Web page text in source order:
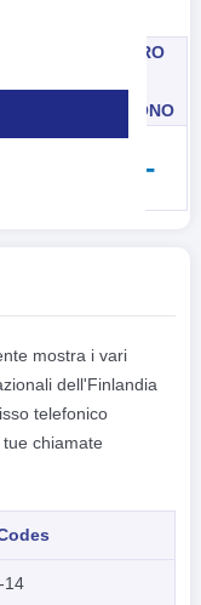
NUMERO
TELEFONO
----
mostra i vari
dell'Finlandia
telefonico
chiamate
14